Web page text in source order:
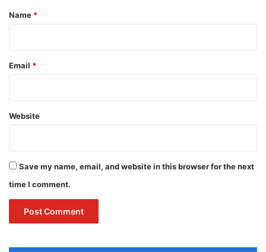
*
Name *
Email *
Website
Save my name, email, and website in this browser for the next
time I comment.